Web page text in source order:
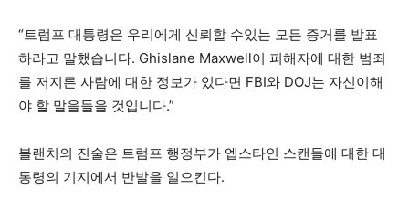
“트럼프 대통령은 우리에게 신뢰할 수있는 모든 증거를 발표
하라고 말했습니다. Ghislane Maxwell이 피해자에 대한 범죄
를 저지른 사람에 대한 정보가 있다면 FBI와 DOJ는 자신이해
야 할 말을들을 것입니다.”
블랜치의 진술은 트럼프 행정부가 엡스타인 스캔들에 대한 대
통령의 기지에서 반발을 일으킨다.